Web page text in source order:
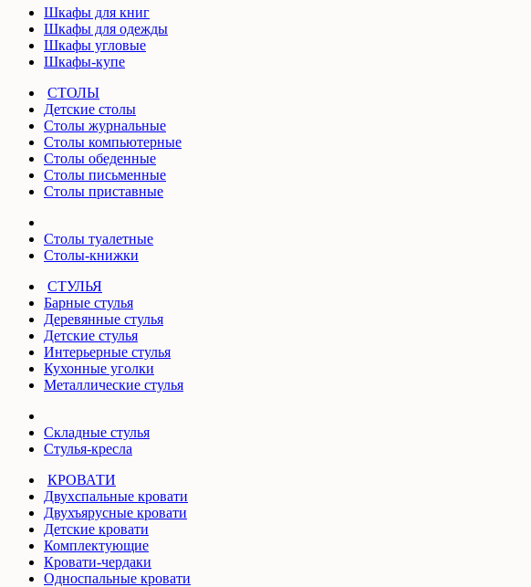
Шкафы для книг
Шкафы для одежды
Шкафы угловые
Шкафы-купе
СТОЛЫ
Детские столы
Столы журнальные
Столы компьютерные
Столы обеденные
Столы письменные
Столы приставные
Столы туалетные
Столы-книжки
СТУЛЬЯ
Барные стулья
Деревянные стулья
Детские стулья
Интерьерные стулья
Кухонные уголки
Металлические стулья
Складные стулья
Стулья-кресла
КРОВАТИ
Двухспальные кровати
Двухъярусные кровати
Детские кровати
Комплектующие
Кровати-чердаки
Односпальные кровати